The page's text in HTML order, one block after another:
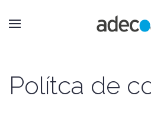
Polítca de